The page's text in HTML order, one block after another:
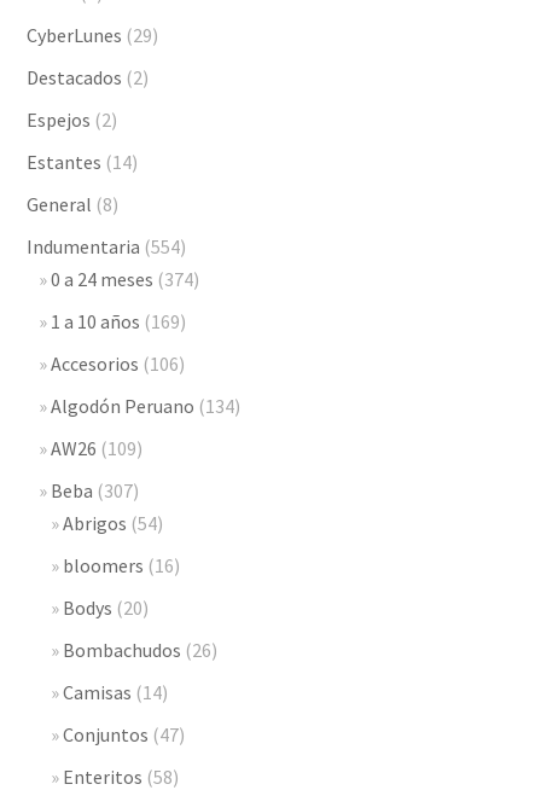
CyberLunes (29)
Destacados (2)
Espejos (2)
Estantes (14)
General (8)
Indumentaria (554)
0 a 24 meses (374)
1 a 10 años (169)
Accesorios (106)
Algodón Peruano (134)
AW26 (109)
Beba (307)
Abrigos (54)
bloomers (16)
Bodys (20)
Bombachudos (26)
Camisas (14)
Conjuntos (47)
Enteritos (58)